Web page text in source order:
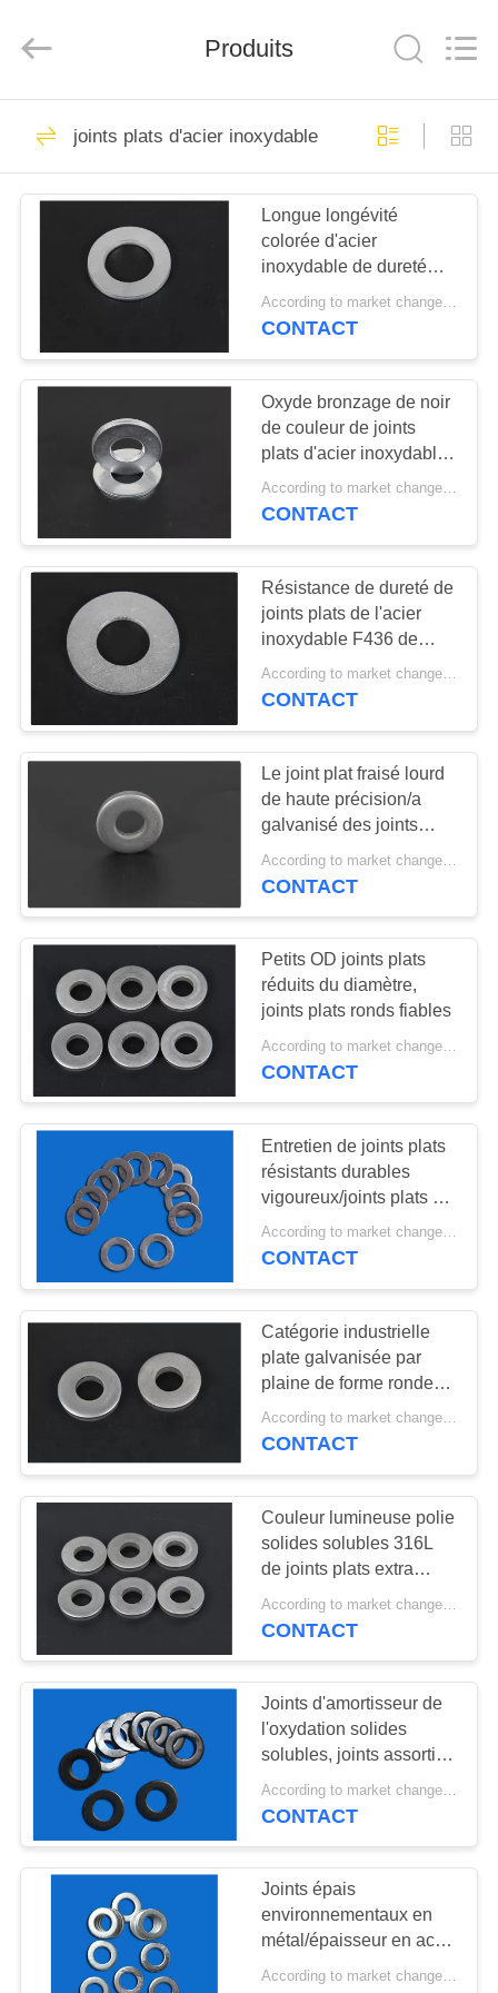
ACCUEIL
PRODUITS
PROPOS
NOUS
VISITE
L'USINE
CONTRÔLE
QUALITÉ
NOUS
CONTACTER
DEMANDEZ
UNE
CITATION
PLAN
PRIVACY
POLICY
Enterprise
Management
All
Reserved.
segments de piston
de moteur diesel
Piston de moteur
diesel
18
revêtement de
cylindre de moteur
diesel
11
Bec d'injecteur de
carburant
23
bloc-cylindres de
moteur diesel
injecteur de
carburant de moteur
diesel
17
vilebrequin de
moteur diesel
25
du moteur diesel
30
Produits
joints plats d'acier inoxydable
Longue longévité
colorée d'acier
inoxydable de dureté
élevée plate en vrac
mince de joints
According to market changes MOQ:20000pcs
CONTACT
Oxyde bronzage de noir
de couleur de joints
plats d'acier inoxydable
d'USS 1/2 fini
According to market changes MOQ:20000pcs
CONTACT
Résistance de dureté de
joints plats de l'acier
inoxydable F436 de
galvanisation haute
According to market changes MOQ:20000pcs
CONTACT
Le joint plat fraisé lourd
de haute précision/a
galvanisé des joints
d'amortisseur
CONTACT
Petits OD joints plats
réduits du diamètre,
joints plats ronds fiables
According to market changes MOQ:20000pcs
CONTACT
Entretien de joints plats
résistants durables
vigoureux/joints plats de
matériel bas
According to market changes MOQ:20000pcs
CONTACT
Catégorie industrielle
plate galvanisée par
plaine de forme ronde
de joints d'acier
inoxydable
According to market changes MOQ:20000pcs
CONTACT
Couleur lumineuse polie
solides solubles 316L
de joints plats extra
épais d'acier inoxydable
CONTACT
Joints d'amortisseur de
l'oxydation solides
solubles, joints assortis
en métal nickelés
According to market changes MOQ:20000pcs
CONTACT
Joints épais
environnementaux en
métal/épaisseur en acier
des joints 0.005-3.00mm
According to market changes MOQ:20000pcs